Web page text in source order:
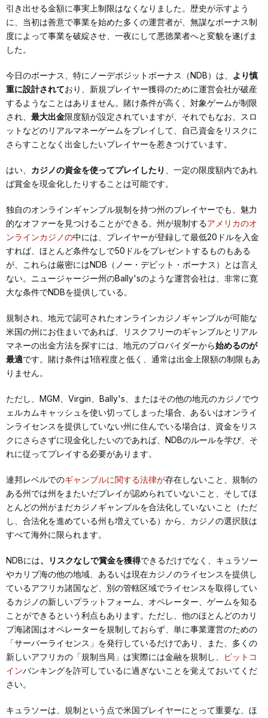
引き出せる金額に事実上制限はなくなりました。歴史が示すよう
に、当初は善意で事業を始めた多くの運営者が、無謀なボーナス制
度によって事業を破綻させ、一夜にして悪徳業者へと変貌を遂げま
した。
今日のボーナス、特にノーデポジットボーナス（NDB）は、
より慎
重に設計されており、新規プレイヤー獲得のために運営会社が破産
するようなことはありません。賭け条件が高く、対象ゲームが制限
され、 最大出金限度額が設定されていますが、それでもなお、スロ
ットなどのリアルマネーゲームをプレイして、自己資金をリスクに
さらすことなく出金したいプレイヤーを惹きつけています。
はい、 カジノの資金を使ってプレイしたり
、一定の限度額内であれ
ば賞金を現金化したりすることは可能です。
独自のオンラインギャンブル規制を持つ州のプレイヤーでも、魅力
的なオファーを見つけることができる。州が規制するアメリカのオ
ンラインカジノの中には、プレイヤーが登録して最低20ドルを入金
すれば、ほとんど条件なしで50ドルをプレゼントするものもある
が、これらは厳密にはNDB（ノー・デビット・ボーナス）とは言え
ない。ニュージャージー州のBally'sのような運営会社は、非常に寛
大な条件でNDBを提供している。
規制され、地元で認可されたオンラインカジノギャンブルが可能な
米国の州にお住まいであれば、リスクフリーのギャンブルとリアル
マネーの出金方法を探すには、地元のプロバイダーから始めるのが
最適です。賭け条件は1倍程度と低く、通常は出金上限額の制限もあ
りません。
ただし、MGM、Virgin、Bally's、またはその他の地元のカジノでウ
ェルカムキャッシュを使い切ってしまった場合、あるいはオンライ
ンライセンスを提供していない州に住んでいる場合は、資金をリス
クにさらさずに現金化したいのであれば、NDBのルールを学び、そ
れに従ってプレイする必要があります。
連邦レベルでのギャンブルに関する法律が存在しないこと、規制の
ある州では州をまたいだプレイが認められていないこと、そしてほ
とんどの州がまだカジノギャンブルを合法化していないこと（ただ
し、合法化を進めている州も増えている）から、カジノの選択肢は
すべて海外に限られます。
NDBには、リスクなしで賞金を獲得できるだけでなく、キュラソー
やカリブ海の他の地域、あるいは現在カジノのライセンスを提供し
ているアフリカ諸国など、別の管轄区域でライセンスを取得してい
るカジノの新しいプラットフォーム、オペレーター、ゲームを知る
ことができるという利点もあります。ただし、他のほとんどのカリ
ブ海諸国はオペレーターを規制しておらず、単に事業運営のための
「サーバーライセンス」を発行しているだけであり、また、多くの
新しいアフリカの「規制当局」は実際には金融を規制し、
ビットコ
インバンキングを許可しているに過ぎないことを覚えておいてくだ
さい。
キュラソーは、規制という点で米国プレイヤーにとって重要な、ほ